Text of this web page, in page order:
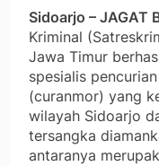
Sidoarjo – JAGAT
Kriminal
Jawa Timur
spesialis
(curanmor) yang
wilayah Sidoarjo
tersangka
antaranya